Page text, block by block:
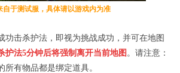
自于测试服，具体请以游戏内为准
功击杀护法，即视为挑战成功，并可在地图
护法5分钟后将强制离开当前地图 。请注意：
有物品都是绑定道具。